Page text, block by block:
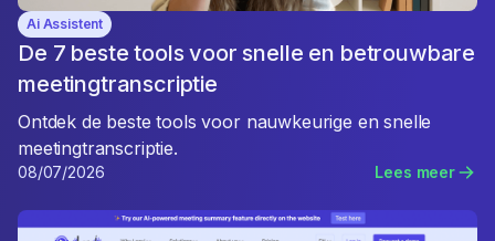
Ai Assistent
De 7 beste tools voor snelle en betrouwbare
meetingtranscriptie
Ontdek de beste tools voor nauwkeurige en snelle
meetingtranscriptie.
08/07/2026 Lees meer